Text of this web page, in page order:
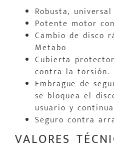
Robusta,
Potente motor
Cambio de disco
Metabo
Cubierta
contra la torsión.
Embrague de
se bloquea el
usuario y
Seguro contra
VALORES